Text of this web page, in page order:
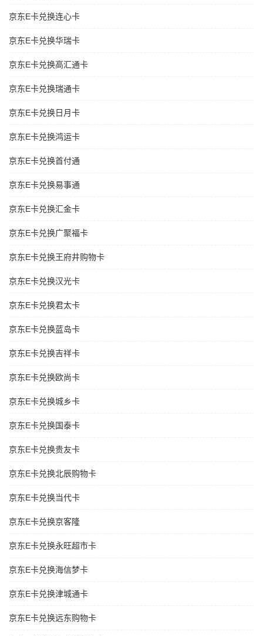
京东E卡兑换连心卡
京东E卡兑换华瑞卡
京东E卡兑换高汇通卡
京东E卡兑换瑞通卡
京东E卡兑换日月卡
京东E卡兑换鸿运卡
京东E卡兑换首付通
京东E卡兑换易事通
京东E卡兑换汇金卡
京东E卡兑换广聚福卡
京东E卡兑换王府井购物卡
京东E卡兑换汉光卡
京东E卡兑换君太卡
京东E卡兑换蓝岛卡
京东E卡兑换吉祥卡
京东E卡兑换欧尚卡
京东E卡兑换城乡卡
京东E卡兑换国泰卡
京东E卡兑换贵友卡
京东E卡兑换北辰购物卡
京东E卡兑换当代卡
京东E卡兑换京客隆
京东E卡兑换永旺超市卡
京东E卡兑换海信梦卡
京东E卡兑换津城通卡
京东E卡兑换远东购物卡